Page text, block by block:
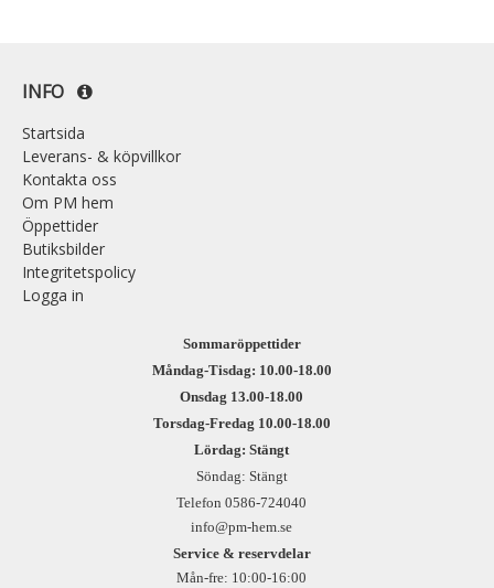
INFO
Startsida
Leverans- & köpvillkor
Kontakta oss
Om PM hem
Öppettider
Butiksbilder
Integritetspolicy
Logga in
Sommaröppettider
Måndag-Tisdag: 10.00-18.00
Onsdag 13.00-18.00
Torsdag-Fredag 10.00-18.00
Lördag: Stängt
Söndag: Stängt
Telefon 0586-724040
info@pm-hem.se
Service & reservdelar
Mån-fre: 10:00-16:00